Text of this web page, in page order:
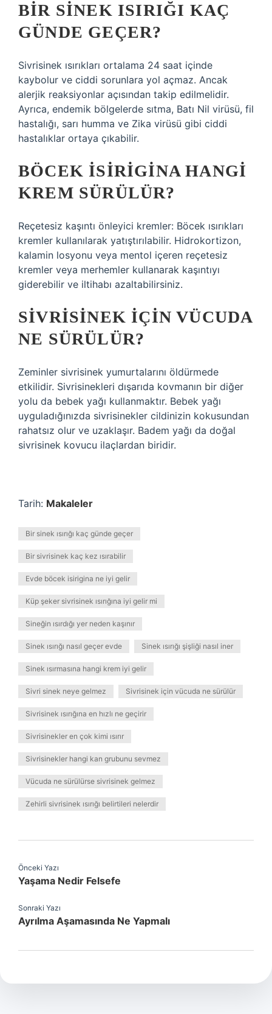
BIR SINEK ISIRIĞI KAÇ
GÜNDE GEÇER?
Sivrisinek ısırıkları ortalama 24 saat içinde
kaybolur ve ciddi sorunlara yol açmaz. Ancak
alerjik reaksiyonlar açısından takip edilmelidir.
Ayrıca, endemik bölgelerde sıtma, Batı Nil virüsü, fil
hastalığı, sarı humma ve Zika virüsü gibi ciddi
hastalıklar ortaya çıkabilir.
BÖCEK ISIRIGINA HANGI
KREM SÜRÜLÜR?
Reçetesiz kaşıntı önleyici kremler: Böcek ısırıkları
kremler kullanılarak yatıştırılabilir. Hidrokortizon,
kalamin losyonu veya mentol içeren reçetesiz
kremler veya merhemler kullanarak kaşıntıyı
giderebilir ve iltihabı azaltabilirsiniz.
SIVRISINEK IÇIN VÜCUDA
NE SÜRÜLÜR?
Zeminler sivrisinek yumurtalarını öldürmede
etkilidir. Sivrisinekleri dışarıda kovmanın bir diğer
yolu da bebek yağı kullanmaktır. Bebek yağı
uyguladığınızda sivrisinekler cildinizin kokusundan
rahatsız olur ve uzaklaşır. Badem yağı da doğal
sivrisinek kovucu ilaçlardan biridir.
Tarih: Makaleler
Bir sinek ısırığı kaç günde geçer
Bir sivrisinek kaç kez ısırabilir
Evde böcek isirigina ne iyi gelir
Küp şeker sivrisinek ısırığına iyi gelir mi
Sineğin ısırdığı yer neden kaşınır
Sinek ısırığı nasıl geçer evde Sinek ısırığı şişliği nasıl iner
Sinek ısırmasına hangi krem iyi gelir
Sivri sinek neye gelmez Sivrisinek için vücuda ne sürülür
Sivrisinek ısırığına en hızlı ne geçirir
Sivrisinekler en çok kimi ısırır
Sivrisinekler hangi kan grubunu sevmez
Vücuda ne sürülürse sivrisinek gelmez
Zehirli sivrisinek ısırığı belirtileri nelerdir
Önceki Yazı
Yaşama Nedir Felsefe
Sonraki Yazı
Ayrılma Aşamasında Ne Yapmalı